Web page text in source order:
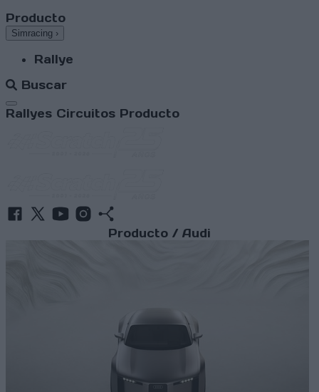
Producto
Simracing ›
Rallye
Buscar
Abrir menú
Rallyes Circuitos Producto
Producto / Audi